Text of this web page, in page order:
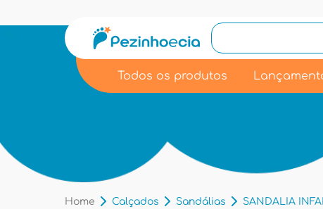
Todos os produtos
Home Calçados Sandálias SANDALIA